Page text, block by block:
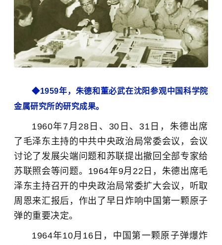
◆1959年，朱德和董必武在沈阳参观中国科学院
金属研究所的研究成果。
1960年7月28日、30日、31日，朱德出席
了毛泽东主持的中共中央政治局常委会议，会议
讨论了发展尖端问题和苏联提出撤回全部专家给
苏联照会等问题。1964年9月22日，朱德出席毛
泽东主持召开的中央政治局常委扩大会议，听取
周恩来汇报后，作出了早日炸响中国第一颗原子
弹的重要决定。
1964年10月16日，中国第一颗原子弹爆炸